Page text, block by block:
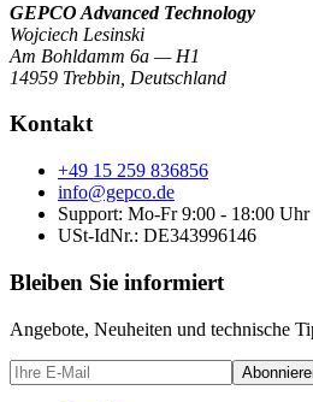
GEPCO Advanced Technology
Wojciech Lesinski
Am Bohldamm 6a — H1
14959 Trebbin Deutschland
Kontakt
+49 15 259 836856
info@gepco.de
Support: Mo-Fr 9:00 - 18:00 Uhr
USt-IdNr.: DE343996146
Bleiben Sie informiert
Angebote, Neuheiten und technische